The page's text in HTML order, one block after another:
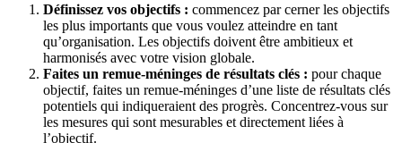
Définissez vos objectifs : commencez par cerner les objectifs
les plus importants que vous voulez atteindre en tant
qu’organisation. Les objectifs doivent être ambitieux et
harmonisés avec votre vision globale.
Faites un remue-méninges de résultats clés : pour chaque
objectif, faites un remue-méninges d’une liste de résultats clés
potentiels qui indiqueraient des progrès. Concentrez-vous sur
les mesures qui sont mesurables et directement liées à
l’objectif.